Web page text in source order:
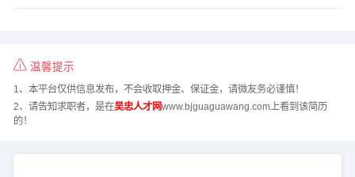
温馨提示
1、本平台仅供信息发布，不会收取押金、保证金，请微友务必谨慎！
2、请告知求职者，是在吴忠人才网www.bjguaguawang.com上看到该简历
的！